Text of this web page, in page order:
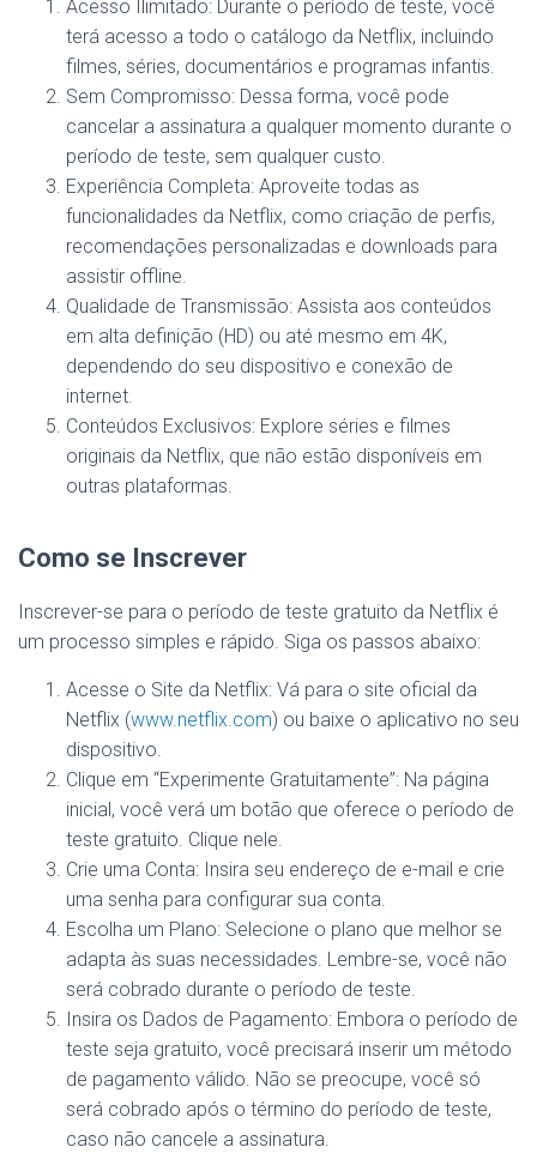
Acesso Ilimitado: Durante o período de teste, você
terá acesso a todo o catálogo da Netflix, incluindo
filmes, séries, documentários e programas infantis.
Sem Compromisso: Dessa forma, você pode
cancelar a assinatura a qualquer momento durante o
período de teste, sem qualquer custo.
Experiência Completa: Aproveite todas as
funcionalidades da Netflix, como criação de perfis,
recomendações personalizadas e downloads para
assistir offline.
Qualidade de Transmissão: Assista aos conteúdos
em alta definição (HD) ou até mesmo em 4K,
dependendo do seu dispositivo e conexão de
internet.
Conteúdos Exclusivos: Explore séries e filmes
originais da Netflix, que não estão disponíveis em
outras plataformas.
Como se Inscrever
Inscrever-se para o período de teste gratuito da Netflix é
um processo simples e rápido. Siga os passos abaixo:
Acesse o Site da Netflix: Vá para o site oficial da
Netflix (www.netflix.com) ou baixe o aplicativo no seu
dispositivo.
Clique em “Experimente Gratuitamente”: Na página
inicial, você verá um botão que oferece o período de
teste gratuito. Clique nele.
Crie uma Conta: Insira seu endereço de e-mail e crie
uma senha para configurar sua conta.
Escolha um Plano: Selecione o plano que melhor se
adapta às suas necessidades. Lembre-se, você não
será cobrado durante o período de teste.
Insira os Dados de Pagamento: Embora o período de
teste seja gratuito, você precisará inserir um método
de pagamento válido. Não se preocupe, você só
será cobrado após o término do período de teste,
caso não cancele a assinatura.